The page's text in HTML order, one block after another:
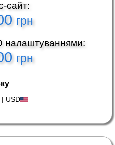
сайт:
грн
налаштуваннями:
грн
| USD